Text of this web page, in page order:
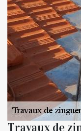
Travaux de